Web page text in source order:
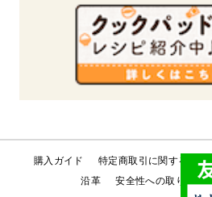
購入ガイド 特定商取引に関する法律
沿革
安全性への取り組み